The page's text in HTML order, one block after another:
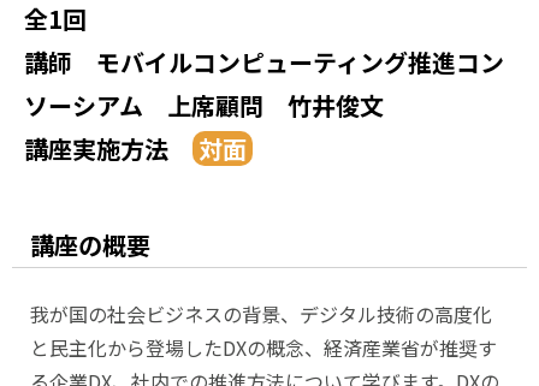
全1回
講師
モバイルコンピューティング推進コン
ソーシアム 上席顧問 竹井俊文
講座実施方法
講座の概要
我が国の社会ビジネスの背景、デジタル技術の高度化
と民主化から登場したDXの概念、経済産業省が推奨す